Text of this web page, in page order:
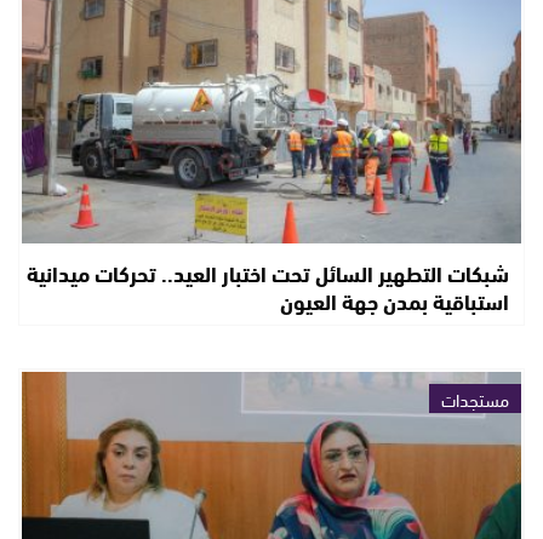
شبكات التطهير السائل تحت اختبار العيد.. تحركات ميدانية
استباقية بمدن جهة العيون
مستجدات